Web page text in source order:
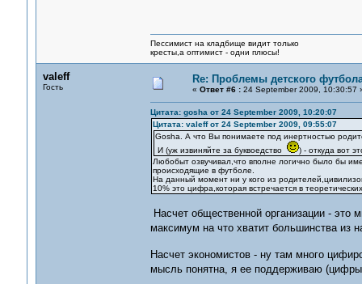
Пессимист на кладбище видит только
кресты,а оптимист - одни плюсы!
valeff
Гость
Re: Проблемы детского
« Ответ #6 :24 September 2009, 10:30:57
Цитата: gosha от 24 September 2009, 10:20:07
Цитата: valeff от 24 September 2009, 09:55:07
Gosha. А что Вы понимаете под инертностью
И (уж извиняйте за буквоедство
) - откуда вот
Любобыт озвучивал,что вполне логично было бы
происходящие в футболе.
На данный момент ни у кого из
10% это цифра,которая встречается в
Насчет общественной организации -
максимум на что хватит большинства
Насчет экономистов - ну там много
мысль понятна, я ее поддерживаю